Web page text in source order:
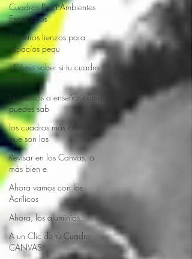
Cuadros Para Ambientes
Espaciosos
Nuestros lienzos para
espacios pequ
¿Cómo saber si tu cuadro
es de cali
Les vamos a enseñar cómo
puedes sab
los cuadros más comunes
que son los
Revisar en los Canvas, o
más bien e
Ahora vamos con los
Acrílicos
Ahora, los aluminios.
A un Clic de tu Cuadro
CANVAS